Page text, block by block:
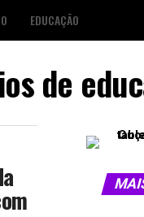
EDUCAÇÃO
de